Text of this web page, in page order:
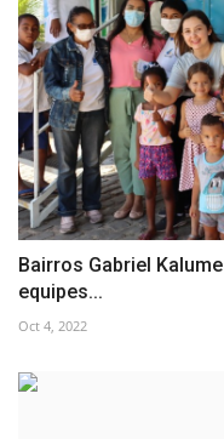
Bairros Gabriel
equipes...
Oct 4, 2022